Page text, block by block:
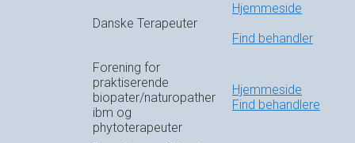
Danske Terapeuter
Hjemmeside
Find behandler
Forening for
praktiserende
biopater/naturopather
ibm og
phytoterapeuter
Hjemmeside
Find behandlere